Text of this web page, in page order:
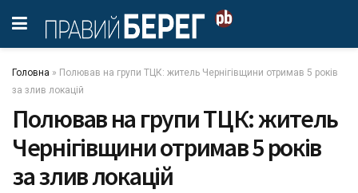
Головна » Полював на групи ТЦК: житель Чернігівщини отримав 5 років
за злив локацій
Полював на групи ТЦК: житель
Чернігівщини отримав 5 років
за злив локацій